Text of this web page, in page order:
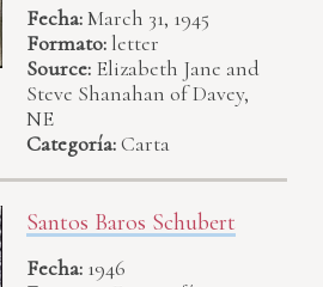
Fecha:March 31, 1945
Formato: letter
Source: Elizabeth Jane and
Steve Shanahan of Davey,
NE
Categoría:Carta
Santos Baros Schubert
Fecha: 1946